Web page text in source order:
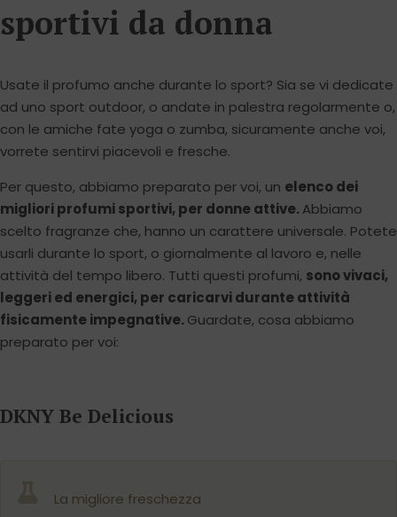
sportivi da donna
Usate il profumo anche durante lo sport? Sia se vi dedicate
ad uno sport outdoor, o andate in palestra regolarmente o,
con le amiche fate yoga o zumba, sicuramente anche voi,
vorrete sentirvi piacevoli e fresche.
Per questo, abbiamo preparato per voi, un elenco dei
migliori profumi sportivi, per donne attive.Abbiamo
scelto fragranze che, hanno un carattere universale. Potete
usarli durante lo sport, o giornalmente al lavoro e, nelle
attività del tempo libero. Tutti questi profumi, sono vivaci,
leggeri ed energici, per caricarvi durante attività
fisicamente impegnative.Guardate, cosa abbiamo
preparato per voi:
DKNY Be Delicious
La migliore freschezza